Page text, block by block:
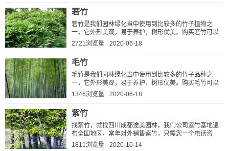
箬竹
箬竹是我们园林绿化当中使用到比较多的竹子植物之
一，它外形美观，易于养护，树形优美。购买箬竹可以
联系我们，我们长期向全国各地出售各个品种的箬竹以
2721浏览量 2020-06-18
毛竹
毛竹是我们园林绿化当中使用到比较多的竹子品种之
一，它外形美观，易于养护，树形优美。购买毛竹可以
联系我们，我们长期向全国各地出售各个品种的毛竹，
1346浏览量 2020-06-18
紫竹
找紫竹，就找四川成都途美园林，我们公司紫竹基地遍
布全国地区，常年对外销售紫竹，只需您一个电话咨
询，价格更比同行低，当天确定，当天装车发货，无中
1811浏览量 2020-10-14